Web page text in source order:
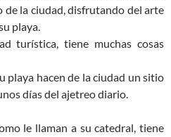
la ciudad, disfrutando del arte
playa.
turística, tiene muchas cosas
playa hacen de la ciudad un sitio
días del ajetreo diario.
le llaman a su catedral, tiene